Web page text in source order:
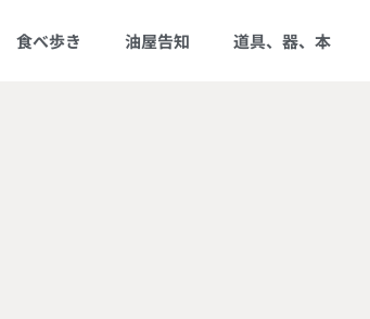
食べ歩き 油屋告知 道具、器、本